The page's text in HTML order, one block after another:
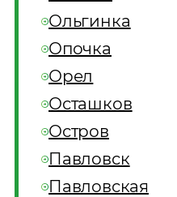
Ольгинка
Опочка
Орел
Осташков
Остров
Павловск
Павловская